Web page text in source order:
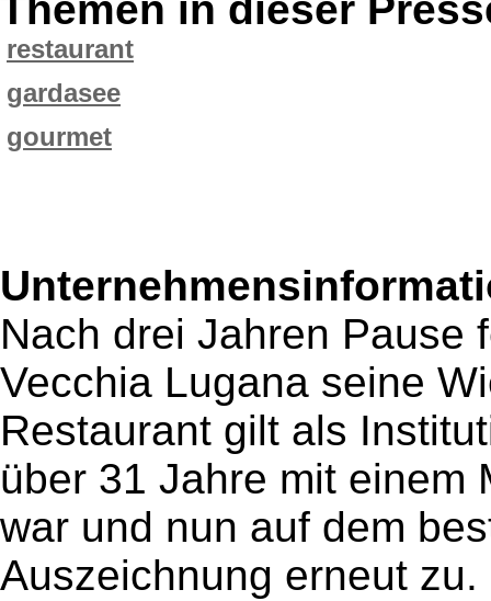
Themen in dieser
restaurant
gardasee
gourmet
Nach drei Jahren Pause
Vecchia Lugana seine
Restaurant gilt als
über 31 Jahre mit einem
war und nun auf dem
Auszeichnung erneut zu.